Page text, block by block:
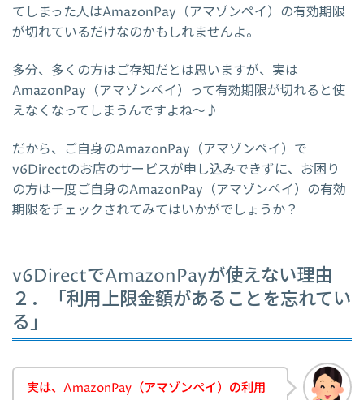
てしまった人はAmazonPay（アマゾンペイ）の有効期限
が切れているだけなのかもしれませんよ。
多分、多くの方はご存知だとは思いますが、実は
AmazonPay（アマゾンペイ）って有効期限が切れると使
えなくなってしまうんですよね～♪
だから、ご自身のAmazonPay（アマゾンペイ）で
v6Directのお店のサービスが申し込みできずに、お困り
の方は一度ご自身のAmazonPay（アマゾンペイ）の有効
期限をチェックされてみてはいかがでしょうか？
v6DirectでAmazonPayが使えない理由
２．「利用上限金額があることを忘れてい
る」
実は、AmazonPay（アマゾンペイ）の利用